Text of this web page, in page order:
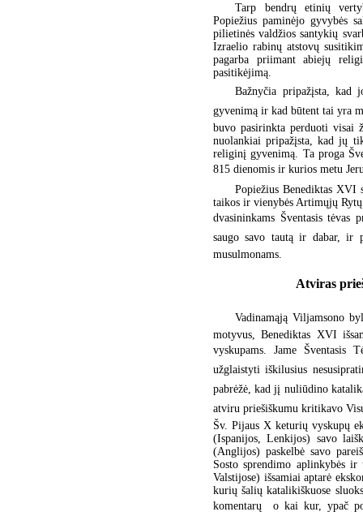
Tarp bendrų etinių
Popiežius paminėjo gyvybės
pilietinės valdžios santykių
Izraelio rabinų atstovų
pagarba priimant abiejų
pasitikėjimą.
Bažnyčia pripažįsta,
gyvenimą ir kad būtent tai yra
buvo pasirinkta perduoti
nuolankiai pripažįsta, kad jų
religinį gyvenimą. Ta proga
815 dienomis ir kurios metu
Popiežius Benediktas XVI
taikos ir vienybės Artimųjų
dvasininkams Šventasis tėvas
saugo savo tautą ir dabar, ir
musulmonams.
Atviras
Vadinamąją Viljamsono
motyvus, Benediktas XVI
vyskupams. Jame Šventasis
užglaistyti iškilusius
pabrėžė, kad jį nuliūdino
atviru priešiškumu kritikavo
Šv. Pijaus X keturių vyskupų
(Ispanijos, Lenkijos) savo
(Anglijos) paskelbė savo
Sosto sprendimo aplinkybės
Valstijose) išsamiai aptarė
kurių šalių katalikiškuose
komentarų  o kai kur, ypač